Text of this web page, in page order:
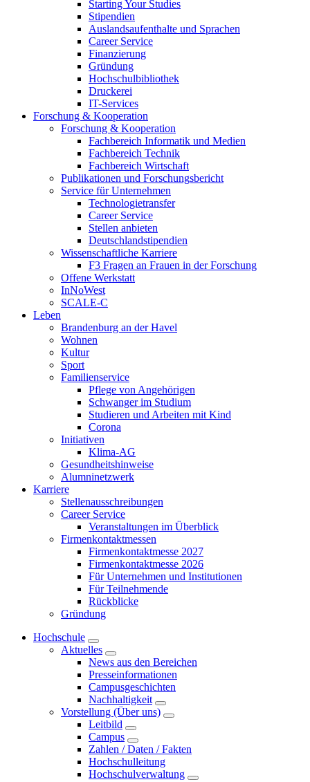
Starting Your Studies
Stipendien
Auslandsaufenthalte und Sprachen
Career Service
Finanzierung
Gründung
Hochschulbibliothek
Druckerei
IT-Services
Forschung & Kooperation
Forschung & Kooperation
Fachbereich Informatik und Medien
Fachbereich Technik
Fachbereich Wirtschaft
Publikationen und Forschungsbericht
Service für Unternehmen
Technologietransfer
Career Service
Stellen anbieten
Deutschlandstipendien
Wissenschaftliche Karriere
F3 Fragen an Frauen in der Forschung
Offene Werkstatt
InNoWest
SCALE-C
Leben
Brandenburg an der Havel
Wohnen
Kultur
Sport
Familienservice
Pflege von Angehörigen
Schwanger im Studium
Studieren und Arbeiten mit Kind
Corona
Initiativen
Klima-AG
Gesundheitshinweise
Alumninetzwerk
Karriere
Stellenausschreibungen
Career Service
Veranstaltungen im Überblick
Firmenkontaktmessen
Firmenkontaktmesse 2027
Firmenkontaktmesse 2026
Für Unternehmen und Institutionen
Für Teilnehmende
Rückblicke
Gründung
Hochschule
Aktuelles
News aus den Bereichen
Presseinformationen
Campusgeschichten
Nachhaltigkeit
Vorstellung (Über uns)
Leitbild
Campus
Zahlen / Daten / Fakten
Hochschulleitung
Hochschulverwaltung